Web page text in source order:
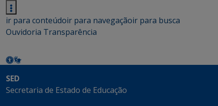
ir para conteúdoir para navegaçãoir para busca
Ouvidoria Transparência
SED
Secretaria de Estado de Educação